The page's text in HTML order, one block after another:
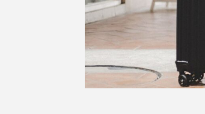
9月のアル・ラシード通り Dinner With Audrey
jkローリング Netflix